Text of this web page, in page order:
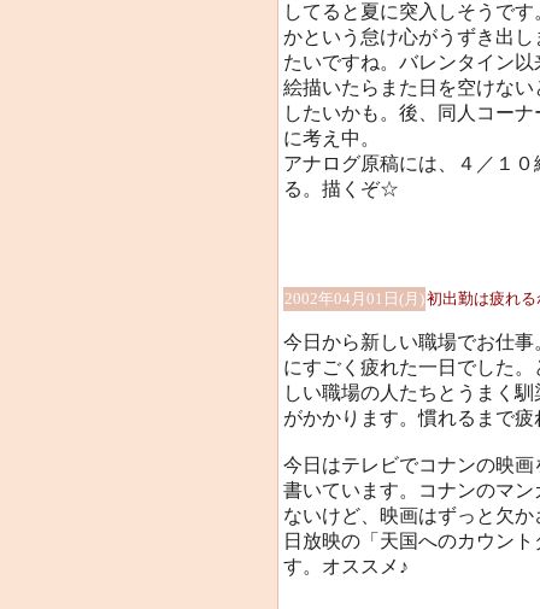
してると夏に突入しそうで
かという怠け心がうずき出
たいですね。バレンタイン
絵描いたらまた日を空けな
したいかも。後、同人コー
に考え中。
アナログ原稿には、４／１
る。描くぞ☆
2002年04月01日(月)初出勤は疲れる
今日から新しい職場でお仕
にすごく疲れた一日でした
しい職場の人たちとうまく
がかかります。慣れるまで疲
今日はテレビでコナンの映
書いています。コナンのマ
ないけど、映画はずっと欠
日放映の「天国へのカウン
す。オススメ♪